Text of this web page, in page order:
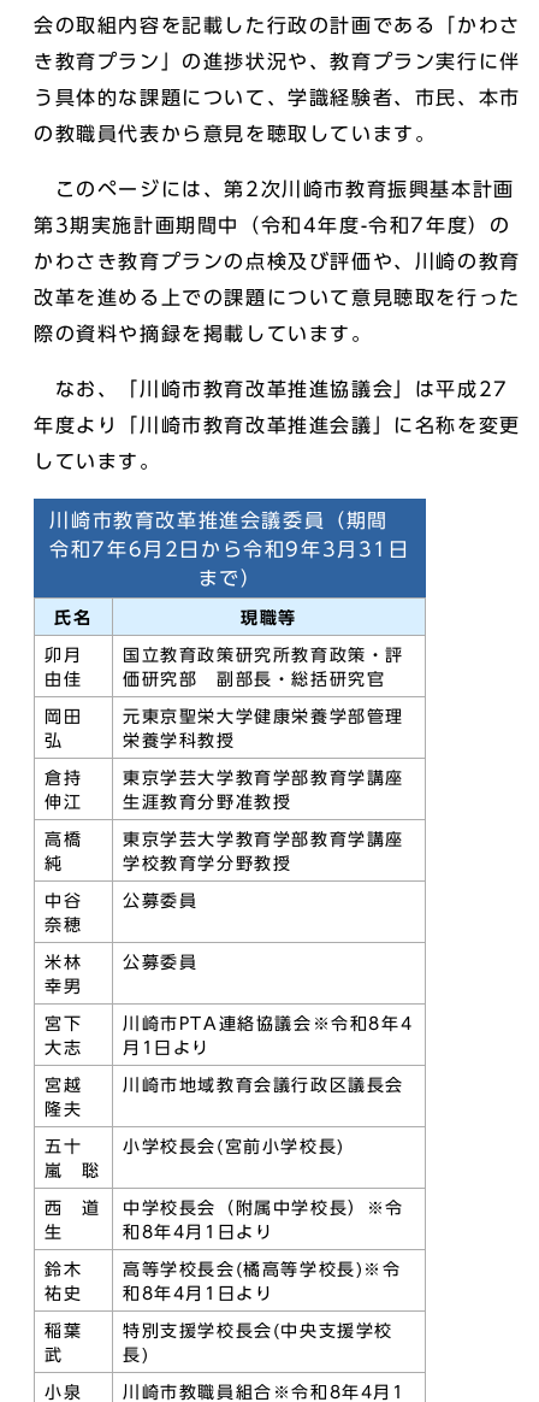
会の取組内容を記載した行政の計画である「かわさ
き教育プラン」の進捗状況や、教育プラン実行に伴
う具体的な課題について、学識経験者、市民、本市
の教職員代表から意見を聴取しています。
このページには、第2次川崎市教育振興基本計画
第3期実施計画期間中（令和4年度-令和7年度）の
かわさき教育プランの点検及び評価や、川崎の教育
改革を進める上での課題について意見聴取を行った
際の資料や摘録を掲載しています。
なお、「川崎市教育改革推進協議会」は平成27
年度より「川崎市教育改革推進会議」に名称を変更
しています。
川崎市教育改革推進会議委員（期間
令和7年6月2日から令和9年3月31日
まで）
氏名 現職等
卯月
由佳
国立教育政策研究所教育政策・評
価研究部 副部長・総括研究官
岡田
弘
元東京聖栄大学健康栄養学部管理
栄養学科教授
倉持
伸江
東京学芸大学教育学部教育学講座
生涯教育分野准教授
高橋
純
東京学芸大学教育学部教育学講座
学校教育学分野教授
中谷
奈穂
公募委員
米林
幸男
公募委員
宮下
大志
川崎市PTA連絡協議会※令和8年4
月1日より
宮越
隆夫
川崎市地域教育会議行政区議長会
五十
嵐 聡
小学校長会(宮前小学校長)
西 道
生
中学校長会（附属中学校長）※令
和8年4月1日より
鈴木
祐史
高等学校長会(橘高等学校長)※令
和8年4月1日より
稲葉
武
特別支援学校長会(中央支援学校
長)
小泉
川崎市教職員組合※令和8年4月1